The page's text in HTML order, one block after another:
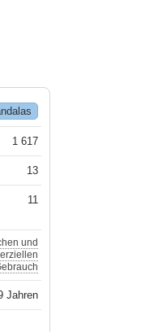
1 617
13
11
und
Jahren